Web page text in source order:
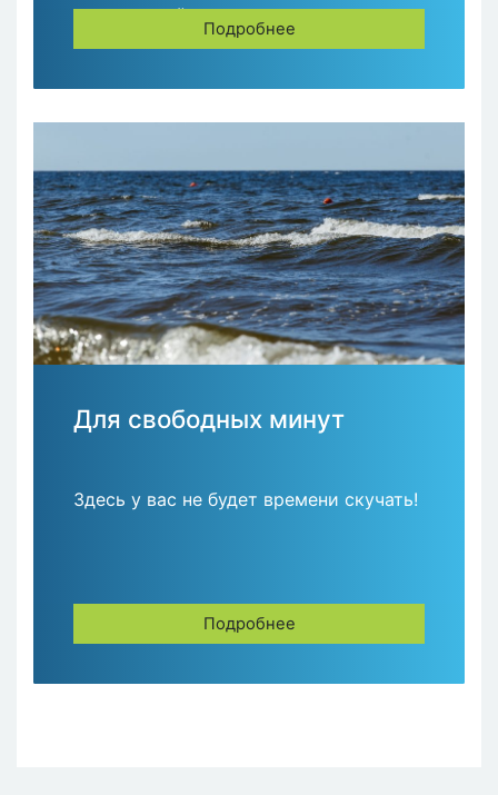
ограничений.
Подробнее
Для свободных минут
Здесь у вас не будет времени скучать!
Подробнее